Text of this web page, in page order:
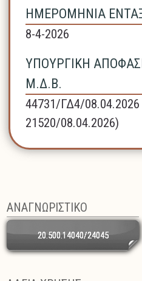
ΗΜΕΡΟΜΗΝΙΑ
8-4-2026
ΥΠΟΥΡΓΙΚΗ
Μ.Δ.Β.
44731/ΓΔ4/
21520/08.04.2026)
ΑΝΑΓΝΩΡΙΣΤΙΚΟ
20.500.14040/24045